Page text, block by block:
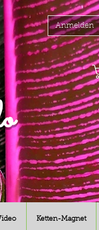
Anmelden
Ketten-Magnet